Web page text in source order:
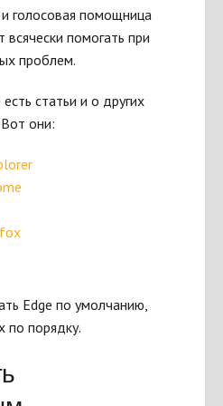
голосовая помощница
помогать при
проблем.
статьи и о других
они:
Edge по умолчанию,
по порядку.